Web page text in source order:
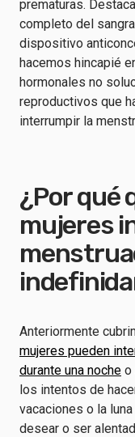
prematuras.
completo del
dispositivo
hacemos hincapié
hormonales no
reproductivos que
interrumpir la
¿Por qué
mujeres
Anteriormente
mujeres pueden
durante una noche o
los intentos de
vacaciones o la
desear o ser